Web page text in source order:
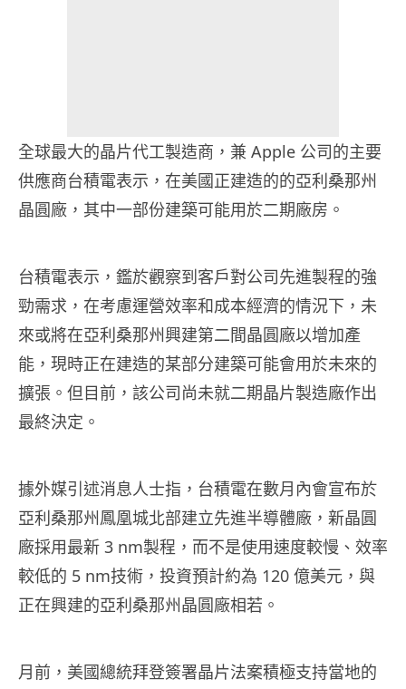
全球最大的晶片代工製造商，兼 Apple 公司的主要
供應商台積電表示，在美國正建造的的亞利桑那州
晶圓廠，其中一部份建築可能用於二期廠房。
台積電表示，鑑於觀察到客戶對公司先進製程的強
勁需求，在考慮運營效率和成本經濟的情況下，未
來或將在亞利桑那州興建第二間晶圓廠以增加產
能，現時正在建造的某部分建築可能會用於未來的
擴張。但目前，該公司尚未就二期晶片製造廠作出
最終決定。
據外媒引述消息人士指，台積電在數月內會宣布於
亞利桑那州鳳凰城北部建立先進半導體廠，新晶圓
廠採用最新 3 nm製程，而不是使用速度較慢、效率
較低的 5​​ nm技術，投資預計約為 120 億美元，與
正在興建的亞利桑那州晶圓廠相若。
月前，美國總統拜登簽署晶片法案積極支持當地的